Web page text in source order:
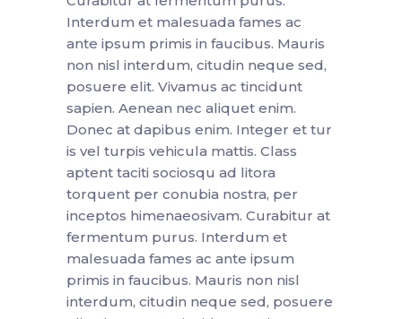
Interdum et malesuada fames ac
ante ipsum primis in faucibus. Mauris
non nisl interdum, citudin neque sed,
posuere elit. Vivamus ac tincidunt
sapien. Aenean nec aliquet enim.
Donec at dapibus enim. Integer et tur
is vel turpis vehicula mattis. Class
aptent taciti sociosqu ad litora
torquent per conubia nostra, per
inceptos himenaeosivam. Curabitur at
fermentum purus. Interdum et
malesuada fames ac ante ipsum
primis in faucibus. Mauris non nisl
interdum, citudin neque sed, posuere